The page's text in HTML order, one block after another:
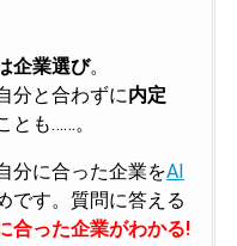
企業選び。
分と合わずに内定
とも……。
分に合った企業をAI
です。質問に答える
合った企業がわかる!